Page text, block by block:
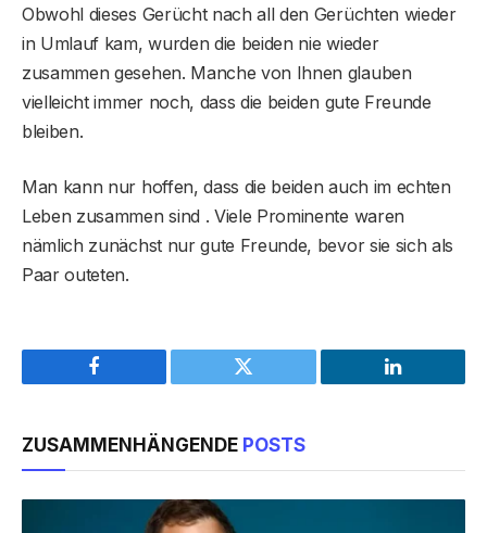
Obwohl dieses Gerücht nach all den Gerüchten wieder
in Umlauf kam, wurden die beiden nie wieder
zusammen gesehen. Manche von Ihnen glauben
vielleicht immer noch, dass die beiden gute Freunde
bleiben.
Man kann nur hoffen, dass die beiden auch im echten
Leben zusammen sind . Viele Prominente waren
nämlich zunächst nur gute Freunde, bevor sie sich als
Paar outeten.
Facebook Twitter LinkedIn
ZUSAMMENHÄNGENDE POSTS